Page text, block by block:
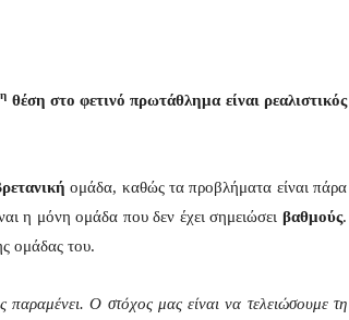
η θέση στο φετινό πρωτάθλημα είναι ρεαλιστικός
ομάδα, καθώς τα προβλήματα είναι πάρα
η μόνη ομάδα που δεν έχει σημειώσει βαθμούς.
ομάδας του.
Ο στόχος μας είναι να τελειώσουμε τη